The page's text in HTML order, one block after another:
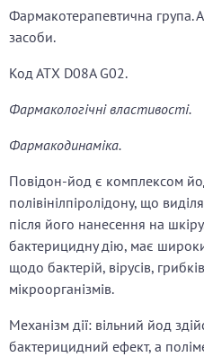
Фармакотерапевтична група.
засоби.
Код АТХ D08A G02.
Фармакологічні властивості.
Фармакодинаміка.
Повідон-йод є комплексом
полівінілпіролідону, що
після його нанесення на
бактерицидну дію, має
щодо бактерій, вірусів,
мікроорганізмів.
Механізм дії: вільний йод
бактерицидний ефект, а